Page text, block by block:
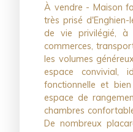
À vendre - Maison
très prisé
de vie privilégié, à
commerces,
les volumes
espace convivial,
fonctionnelle et
espace de
chambres
De nombreux